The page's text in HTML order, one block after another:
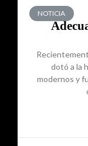
NOTICIA
dotó a la
modernos y